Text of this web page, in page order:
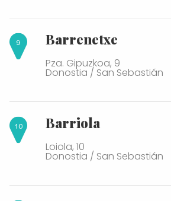
Barrenetxe
Pza. Gipuzkoa, 9
Donostia / San Sebastián
Barriola
Loiola, 10
Donostia / San Sebastián